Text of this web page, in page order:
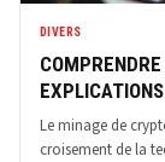
DIVERS
Le minage de
croisement de la